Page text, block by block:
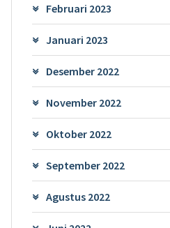
Februari 2023
Januari 2023
Desember 2022
November 2022
Oktober 2022
September 2022
Agustus 2022